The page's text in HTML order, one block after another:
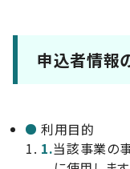
申込者情報
利用目的
1.当該事業の